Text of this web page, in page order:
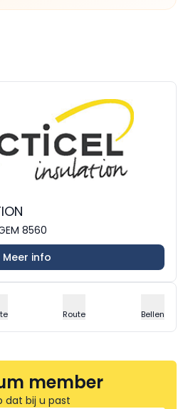
8560
Meer info
Route Bellen
member
dat bij u past